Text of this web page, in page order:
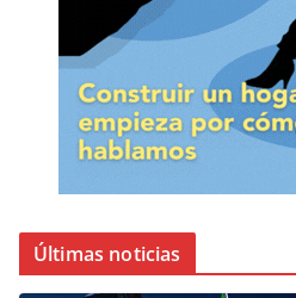
Últimas noticias